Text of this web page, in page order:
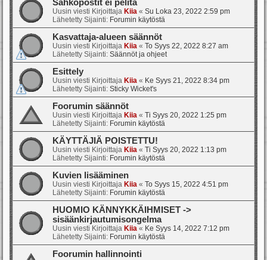
Sähköpostit ei pelitä
Uusin viesti Kirjoittaja Kiia « Su Loka 23, 2022 2:59 pm
Lähetetty Sijainti: Forumin käytöstä
Kasvattaja-alueen säännöt
Uusin viesti Kirjoittaja Kiia « To Syys 22, 2022 8:27 am
Lähetetty Sijainti: Säännöt ja ohjeet
Esittely
Uusin viesti Kirjoittaja Kiia « Ke Syys 21, 2022 8:34 pm
Lähetetty Sijainti: Sticky Wicket's
Foorumin säännöt
Uusin viesti Kirjoittaja Kiia « Ti Syys 20, 2022 1:25 pm
Lähetetty Sijainti: Forumin käytöstä
KÄYTTÄJIÄ POISTETTU!
Uusin viesti Kirjoittaja Kiia « Ti Syys 20, 2022 1:13 pm
Lähetetty Sijainti: Forumin käytöstä
Kuvien lisääminen
Uusin viesti Kirjoittaja Kiia « To Syys 15, 2022 4:51 pm
Lähetetty Sijainti: Forumin käytöstä
HUOMIO KÄNNYKKÄIHMISET ->
sisäänkirjautumisongelma
Uusin viesti Kirjoittaja Kiia « Ke Syys 14, 2022 7:12 pm
Lähetetty Sijainti: Forumin käytöstä
Foorumin hallinnointi